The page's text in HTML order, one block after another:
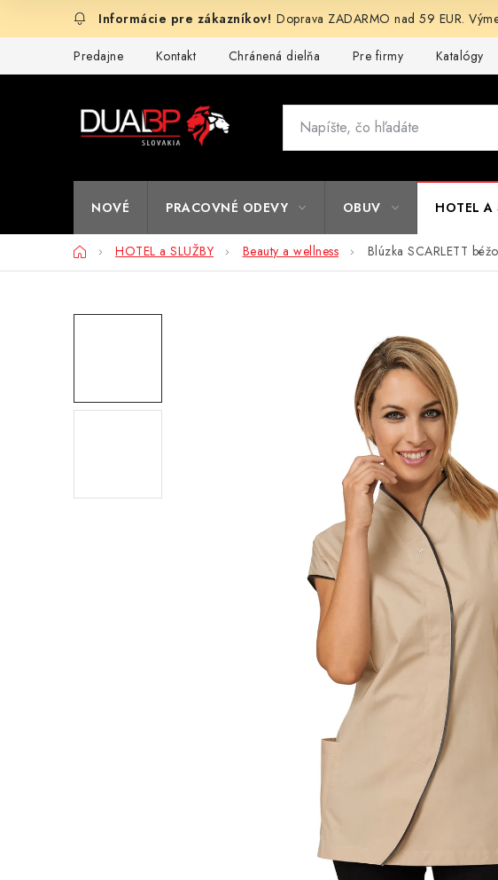
Doprava ZADARMO nad 59 EUR.
Predajne Kontakt Chránená dielňa Pre firmy Katalógy
NOVÉ PRACOVNÉ ODEVY OBUV HOTEL A
DomovHOTEL a SLUŽBY Beauty a wellness Blúzka SCARLETT